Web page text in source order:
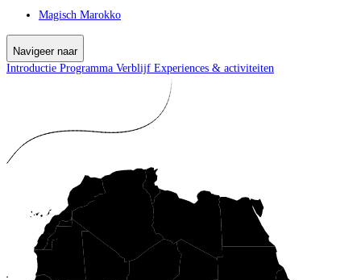
Magisch Marokko
Navigeer naar
Introductie Programma Verblijf Experiences & activiteiten